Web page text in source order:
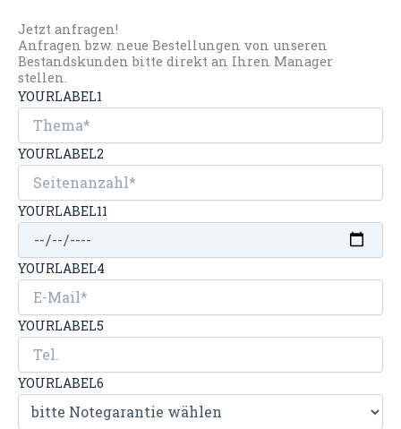
Jetzt anfragen!
Anfragen bzw. neue Bestellungen von unseren
Bestandskunden bitte direkt an Ihren Manager
stellen.
YOURLABEL1
YOURLABEL2
YOURLABEL11
YOURLABEL4
YOURLABEL5
YOURLABEL6